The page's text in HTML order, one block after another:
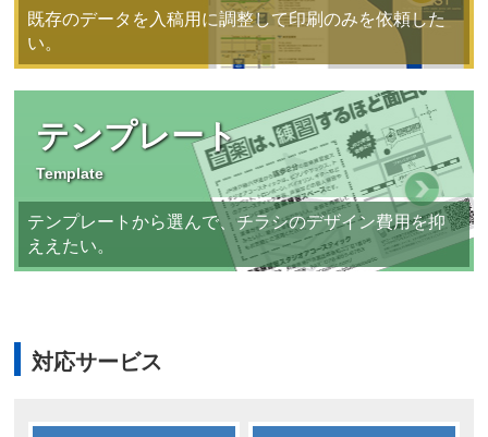
既存のデータを入稿用に調整して印刷のみを依頼した
い。
テンプレート
Template
テンプレートから選んで、チラシのデザイン費用を抑
ええたい。
対応サービス